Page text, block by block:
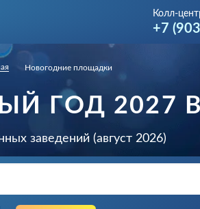
Колл-
+7
Новогодние площадки
ГОД 2027
заведений (август 2026)